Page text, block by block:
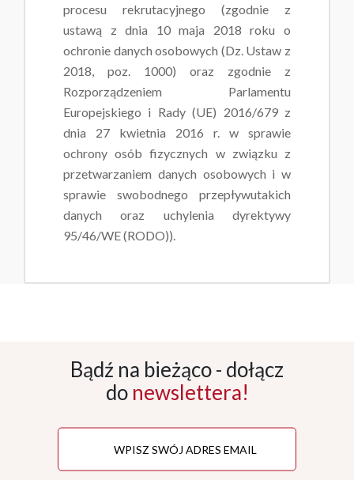
procesu rekrutacyjnego (zgodnie z
ustawą z dnia 10 maja 2018 roku o
ochronie danych osobowych (Dz. Ustaw z
2018, poz. 1000) oraz zgodnie z
Rozporządzeniem Parlamentu
Europejskiego i Rady (UE) 2016/679 z
dnia 27 kwietnia 2016 r. w sprawie
ochrony osób fizycznych w związku z
przetwarzaniem danych osobowych i w
sprawie swobodnego przepływutakich
danych oraz uchylenia dyrektywy
95/46/WE (RODO)).
Bądź na bieżąco - dołącz
do newslettera!